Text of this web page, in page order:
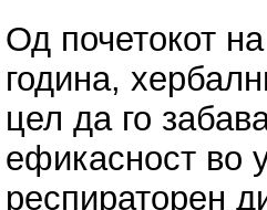
Од почетокот
година,
цел да го
ефикасност во
респираторен